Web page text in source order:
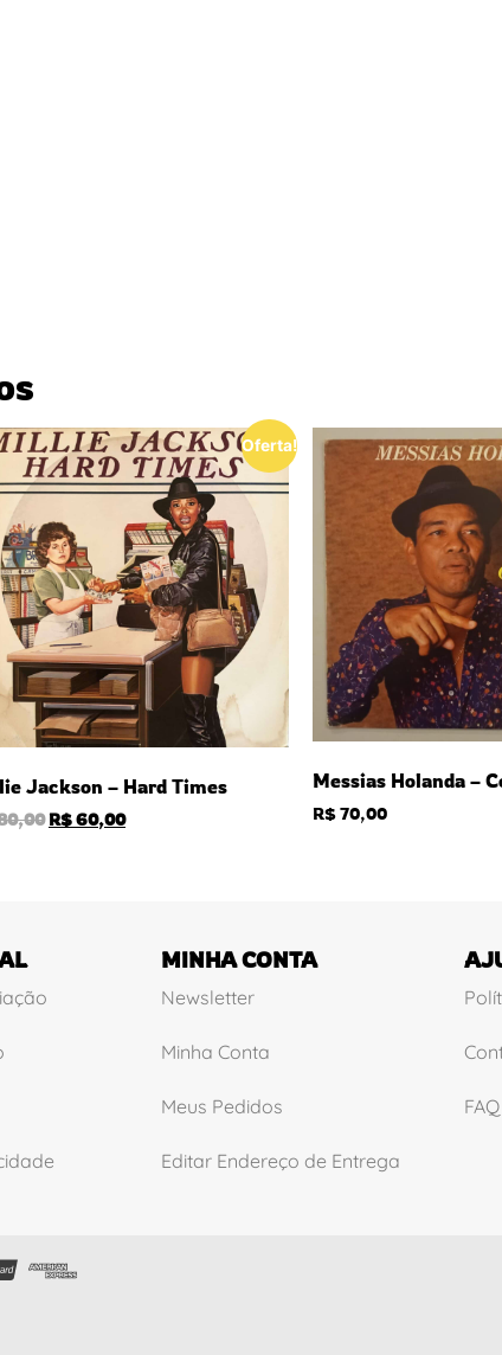
Oferta!
Jackson – Hard Times
R$60,00
Messias Holanda –
R$70,00
MINHA CONTA
Newsletter
Minha Conta
Meus Pedidos
Editar Endereço de Entrega
FAQ